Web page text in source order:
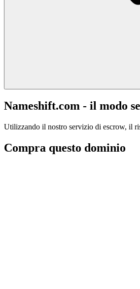
Nameshift.com - il modo
Utilizzando il nostro servizio di escrow, il
Compra questo dominio